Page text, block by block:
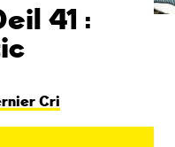
41 :
Cri